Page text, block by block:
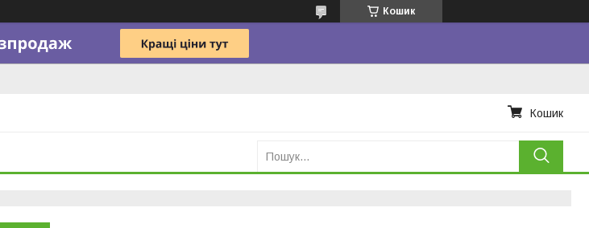
Кошик
Кошик